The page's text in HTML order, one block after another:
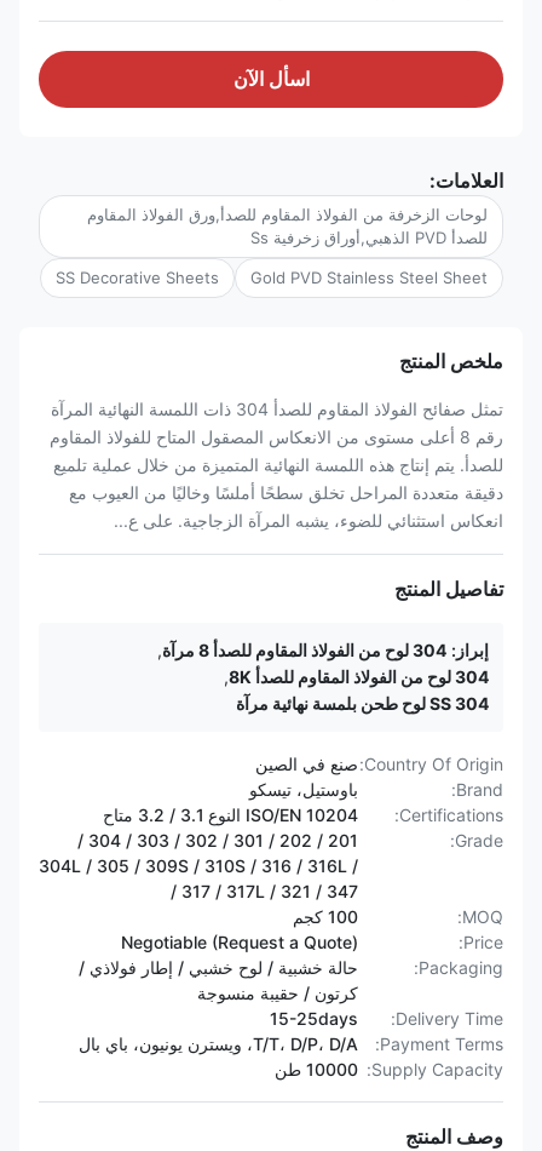
اسأل الآن
العلامات:
لوحات الزخرفة من الفولاذ المقاوم للصدأ,ورق الفولاذ المقاوم
للصدأ PVD الذهبي,أوراق زخرفية Ss
Gold PVD Stainless Steel Sheet
SS Decorative Sheets
ملخص المنتج
تمثل صفائح الفولاذ المقاوم للصدأ 304 ذات اللمسة النهائية المرآة
رقم 8 أعلى مستوى من الانعكاس المصقول المتاح للفولاذ المقاوم
للصدأ. يتم إنتاج هذه اللمسة النهائية المتميزة من خلال عملية تلميع
دقيقة متعددة المراحل تخلق سطحًا أملسًا وخاليًا من العيوب مع
انعكاس استثنائي للضوء، يشبه المرآة الزجاجية. على ع...
تفاصيل المنتج
إبراز: 304 لوح من الفولاذ المقاوم للصدأ 8 مرآة
,
304 لوح من الفولاذ المقاوم للصدأ 8K
,
SS 304 لوح طحن بلمسة نهائية مرآة
Country Of Origin: صنع في الصين
Brand:
باوستيل، تيسكو
Certifications:
ISO/EN 10204 النوع 3.1 / 3.2 متاح
Grade:
201 / 202 / 301 / 302 / 303 / 304 /
304L / 305 / 309S / 310S / 316 / 316L /
317 / 317L / 321 / 347 /
MOQ:
100 كجم
Price:
Negotiable (Request a Quote)
Packaging:
حالة خشبية / لوح خشبي / إطار فولاذي /
كرتون / حقيبة منسوجة
Delivery Time:
15-25days
Payment Terms:
T/T، D/P، D/A، ويسترن يونيون، باي بال
Supply Capacity:
10000 طن
وصف المنتج